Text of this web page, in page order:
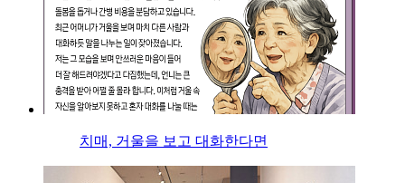
치매, 거울을 보고 대화한다면